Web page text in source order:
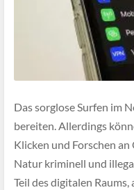
Das sorglose Surfen im
bereiten. Allerdings
Klicken und Forschen
Natur kriminell und
Teil des digitalen